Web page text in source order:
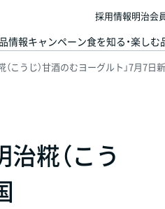
情報キャンペーン食を知る・楽しむ
採用情報明治会
こうじ）甘酒のむヨーグルト」7月7日
糀（こう